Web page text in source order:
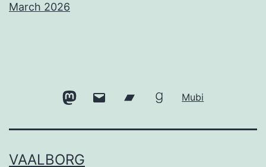
March 2026
MastodonEmail BandcampGoodreads
Mubi
VAALBORG